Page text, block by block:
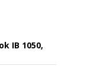
IB 1050,